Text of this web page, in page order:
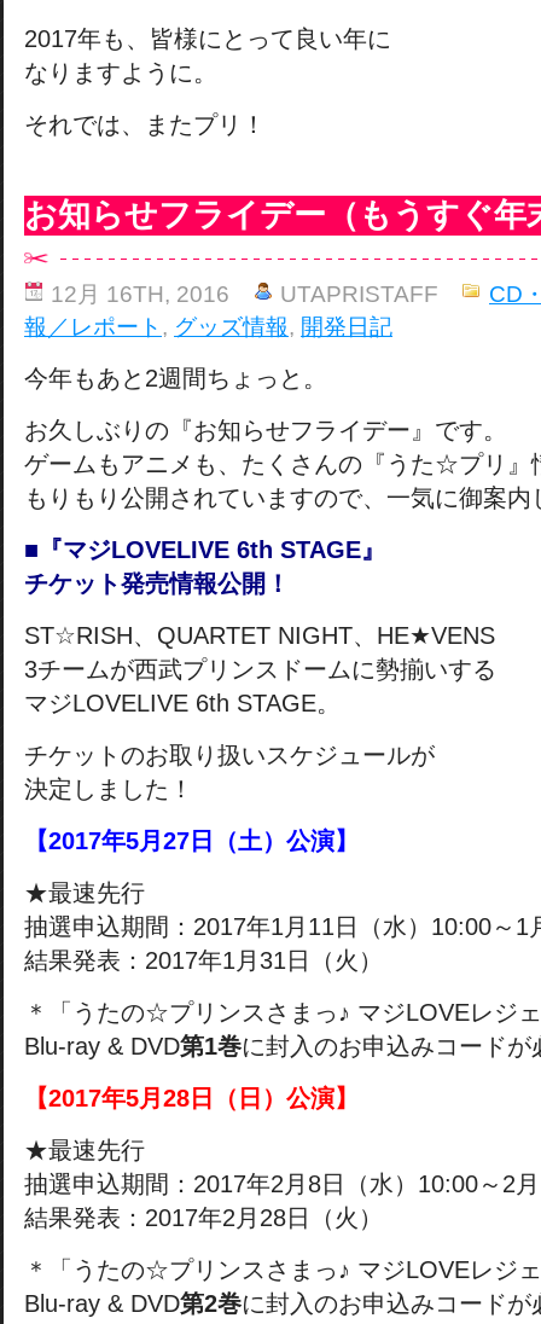
2017年も、皆様にとって良い年に
なりますように。
それでは、またプリ！
お知らせフライデー（もうすぐ年
12月 16TH, 2016 UTAPRISTAFF
CD
報／レポート , グッズ情報, 開発日記
今年もあと2週間ちょっと。
お久しぶりの『お知らせフライデー』です。
ゲームもアニメも、たくさんの『うた☆プリ』
もりもり公開されていますので、一気に御案内
■『マジLOVELIVE 6th STAGE』
チケット発売情報公開！
ST☆RISH、QUARTET NIGHT、HE★VENS
3チームが西武プリンスドームに勢揃いする
マジLOVELIVE 6th STAGE。
チケットのお取り扱いスケジュールが
決定しました！
【2017年5月27日（土）公演】
★最速先行
抽選申込期間：2017年1月11日（水）10:00～1
結果発表：2017年1月31日（火）
＊「うたの☆プリンスさまっ♪ マジLOVEレジ
Blu-ray & DVD第1巻に封入のお申込みコードが
【2017年5月28日（日）公演】
★最速先行
抽選申込期間：2017年2月8日（水）10:00～2
結果発表：2017年2月28日（火）
＊「うたの☆プリンスさまっ♪ マジLOVEレジ
Blu-ray & DVD第2巻に封入のお申込みコードが